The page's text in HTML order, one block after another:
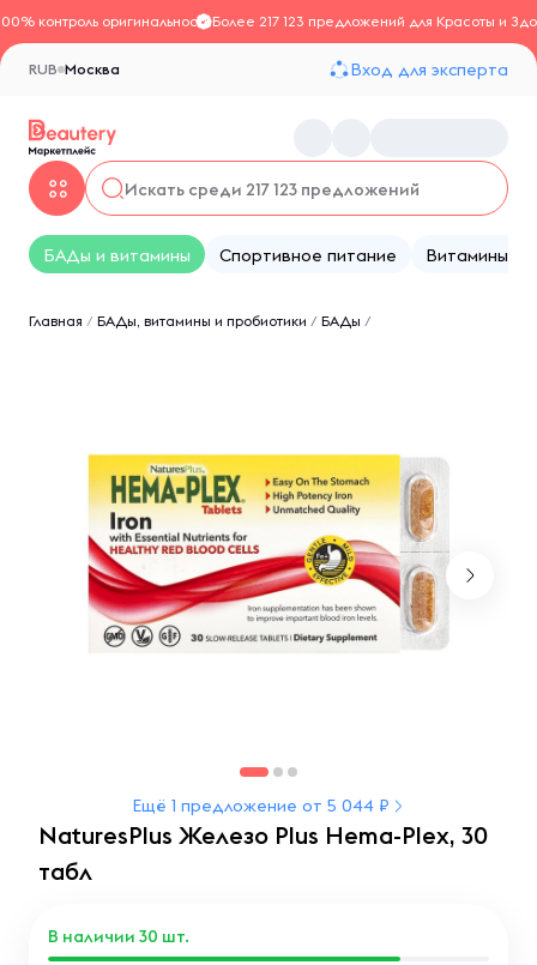
контроль оригинальностиБолее 217 123 предложений для Красоты и
Москва
RUB Вход для эксперта
БАДы и витамины Спортивное питание Витамины
Главная / БАДы, витамины и пробиотики / БАДы /
Ещё 1 предложение от 5 044 ₽
NaturesPlus Железо Plus Hema-Plex, 30
табл
В наличии 30 шт.